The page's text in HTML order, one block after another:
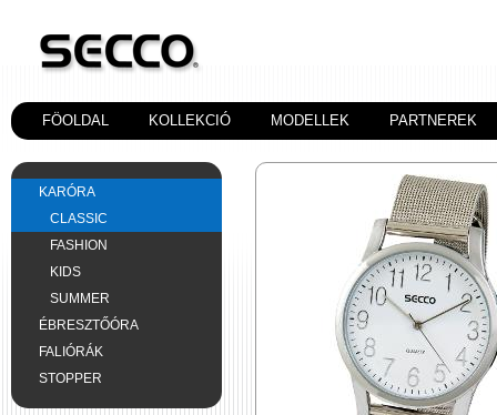
FÖOLDAL KOLLEKCIÓ MODELLEK PARTNEREK
KARÓRA
CLASSIC
FASHION
KIDS
SUMMER
ÉBRESZTŐÓRA
FALIÓRÁK
STOPPER